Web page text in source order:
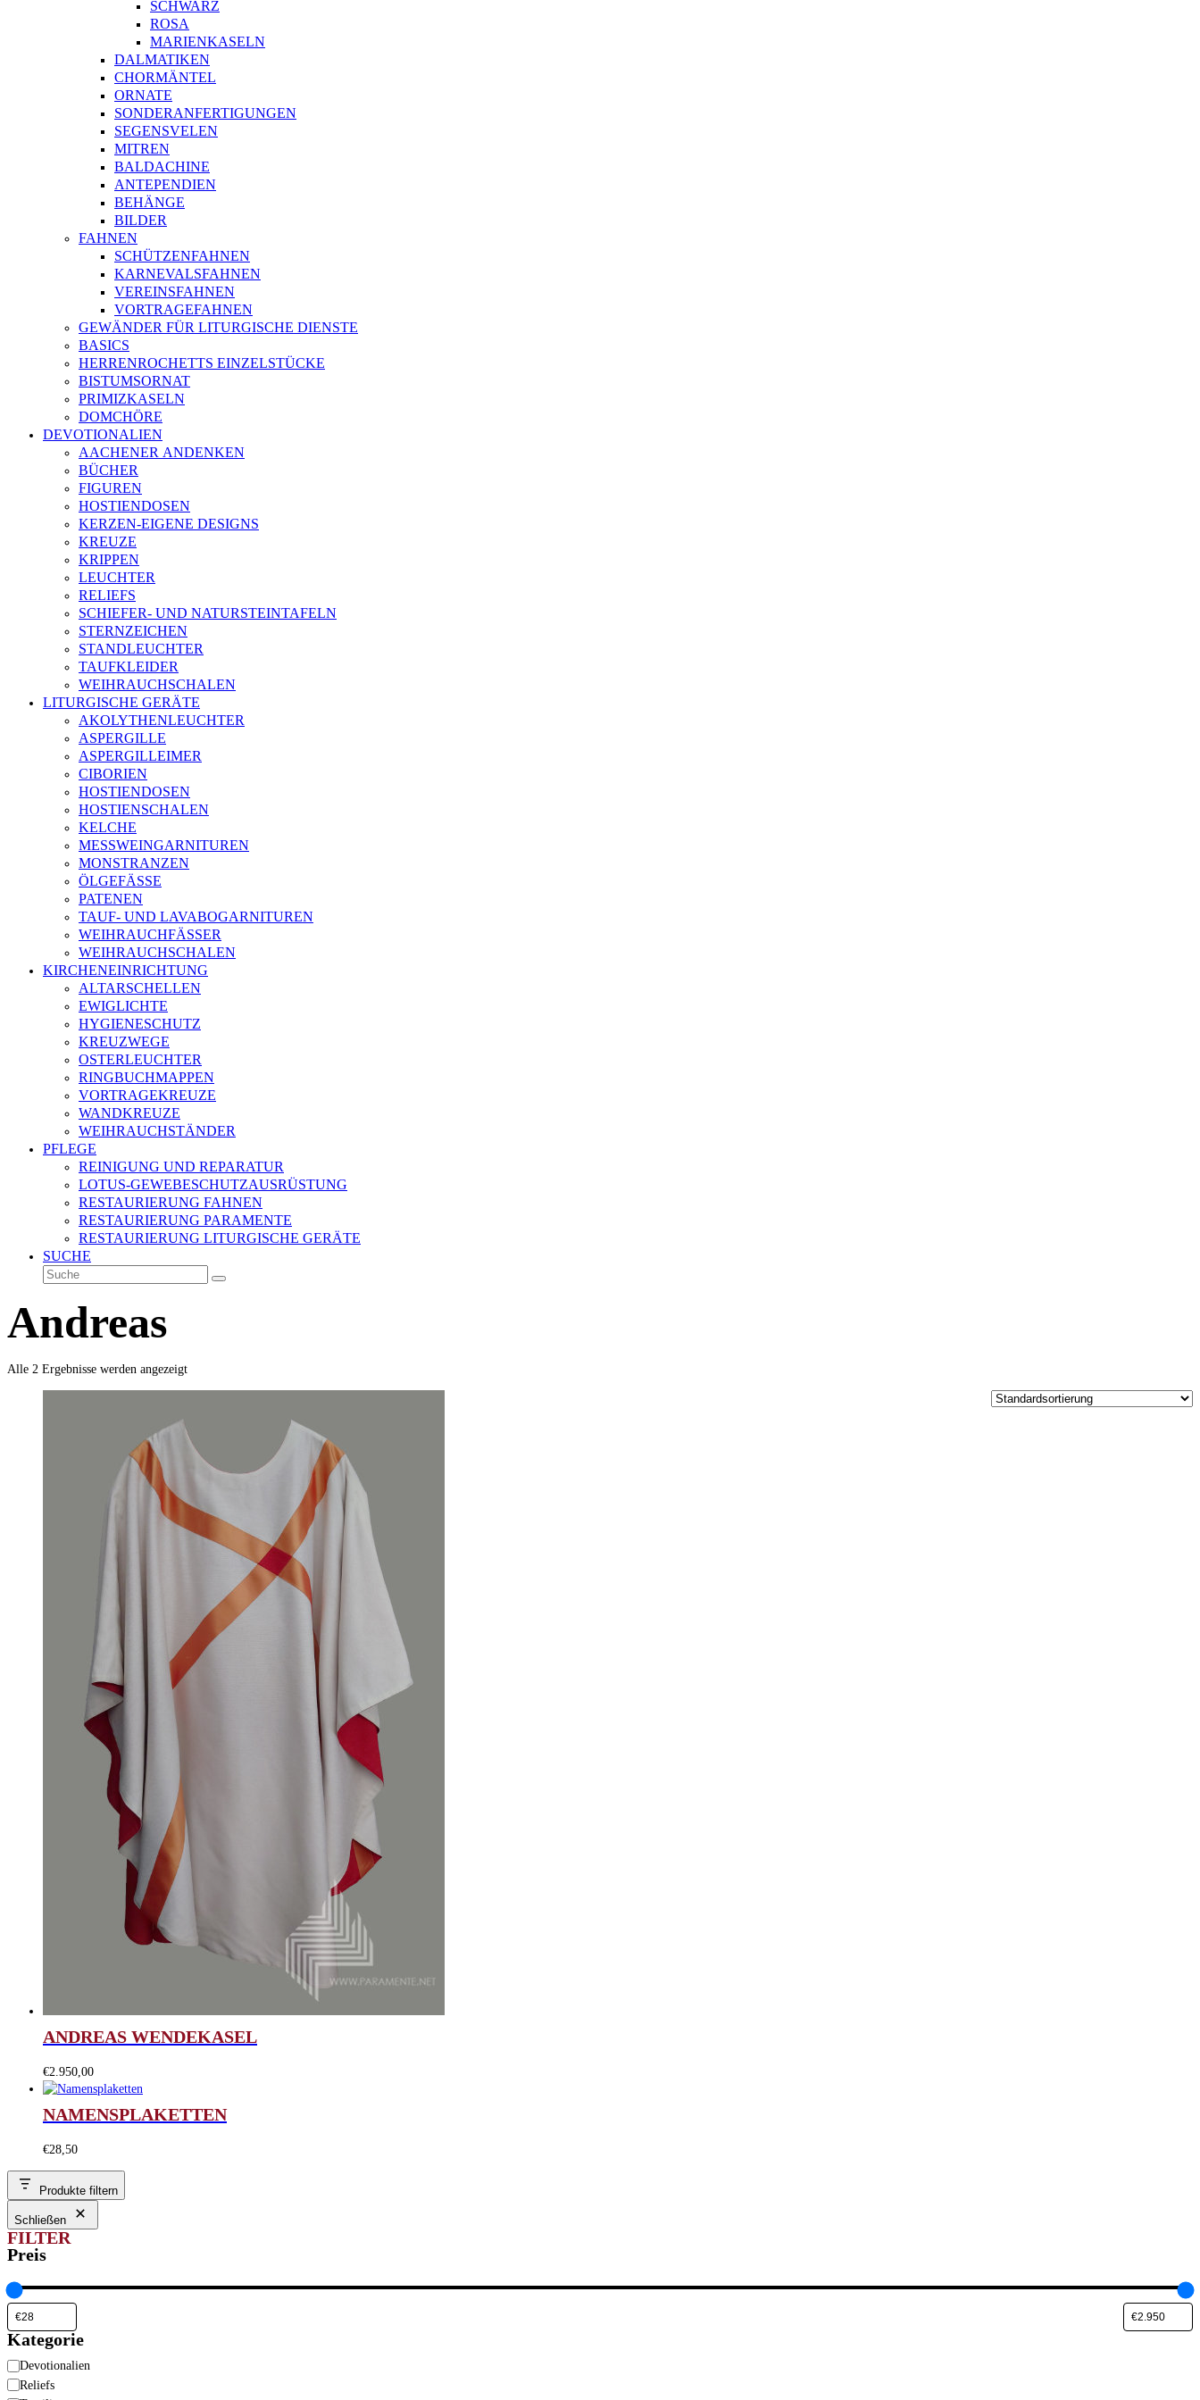
SCHWARZ
ROSA
MARIENKASELN
DALMATIKEN
CHORMÄNTEL
ORNATE
SONDERANFERTIGUNGEN
SEGENSVELEN
MITREN
BALDACHINE
ANTEPENDIEN
BEHÄNGE
BILDER
FAHNEN
SCHÜTZENFAHNEN
KARNEVALSFAHNEN
VEREINSFAHNEN
VORTRAGEFAHNEN
GEWÄNDER FÜR LITURGISCHE DIENSTE
BASICS
HERRENROCHETTS EINZELSTÜCKE
BISTUMSORNAT
PRIMIZKASELN
DOMCHÖRE
DEVOTIONALIEN
AACHENER ANDENKEN
BÜCHER
FIGUREN
HOSTIENDOSEN
KERZEN-EIGENE DESIGNS
KREUZE
KRIPPEN
LEUCHTER
RELIEFS
SCHIEFER- UND NATURSTEINTAFELN
STERNZEICHEN
STANDLEUCHTER
TAUFKLEIDER
WEIHRAUCHSCHALEN
LITURGISCHE GERÄTE
AKOLYTHENLEUCHTER
ASPERGILLE
ASPERGILLEIMER
CIBORIEN
HOSTIENDOSEN
HOSTIENSCHALEN
KELCHE
MESSWEINGARNITUREN
MONSTRANZEN
ÖLGEFÄSSE
PATENEN
TAUF- UND LAVABOGARNITUREN
WEIHRAUCHFÄSSER
WEIHRAUCHSCHALEN
KIRCHENEINRICHTUNG
ALTARSCHELLEN
EWIGLICHTE
HYGIENESCHUTZ
KREUZWEGE
OSTERLEUCHTER
RINGBUCHMAPPEN
VORTRAGEKREUZE
WANDKREUZE
WEIHRAUCHSTÄNDER
PFLEGE
REINIGUNG UND REPARATUR
LOTUS-GEWEBESCHUTZAUSRÜSTUNG
RESTAURIERUNG FAHNEN
RESTAURIERUNG PARAMENTE
RESTAURIERUNG LITURGISCHE GERÄTE
SUCHE
Suche
Senden
Andreas
Alle 2 Ergebnisse werden angezeigt
ANDREAS WENDEKASEL
€2.950,00
NAMENSPLAKETTEN
€28,50
Produkte filtern
Schließen
FILTER
Preis
Kategorie
Kategorie
Devotionalien
Reliefs